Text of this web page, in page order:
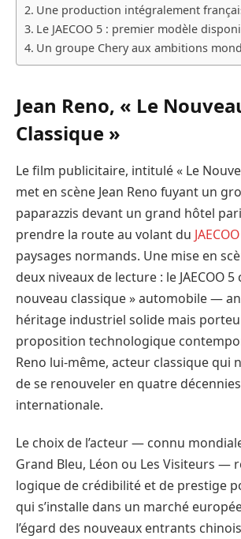
Une production intégralement
Le JAECOO 5 : premier modèle
Un groupe Chery aux ambitions
Jean Reno, « Le
Classique »
Le film publicitaire, intitulé « Le
met en scène Jean Reno fuyant un
paparazzis devant un grand hôtel
prendre la route au volant du
paysages normands. Une mise en
deux niveaux de lecture : le JAECOO 5
nouveau classique » automobile —
héritage industriel solide mais
proposition technologique
Reno lui-même, acteur classique qui
de se renouveler en quatre
internationale.
Le choix de l’acteur — connu
Grand Bleu, Léon ou Les Visiteurs —
logique de crédibilité et de prestige
qui s’installe dans un marché
l’égard des nouveaux entrants